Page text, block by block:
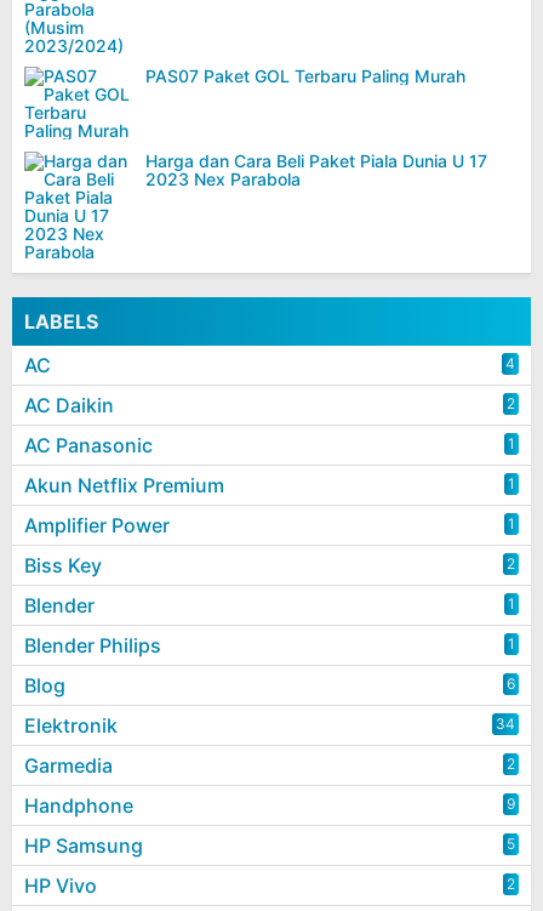
PAS07 Paket GOL Terbaru Paling Murah
Harga dan Cara Beli Paket Piala Dunia U 17
2023 Nex Parabola
LABELS
AC
4
AC Daikin 2
AC Panasonic 1
Akun Netflix Premium 1
Amplifier Power 1
Biss Key 2
Blender 1
Blender Philips 1
Blog 6
Elektronik 34
Garmedia 2
Handphone 9
HP Samsung 5
HP Vivo 2